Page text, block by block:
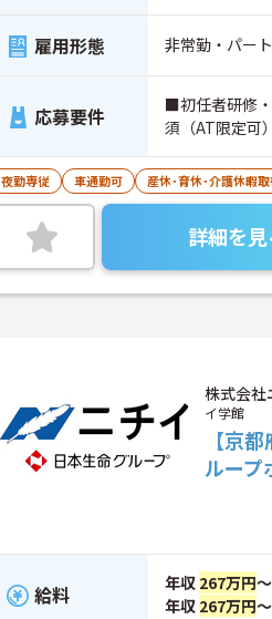
雇用形態 非常勤・パー
応募要件
■初任者研修
須（AT限定可
夜勤専従 車通勤可 産休･育休･介護休暇
詳細を見
株式会社
イ学館
【京
ループ
給料 年収 267万円～
年収 267万円～